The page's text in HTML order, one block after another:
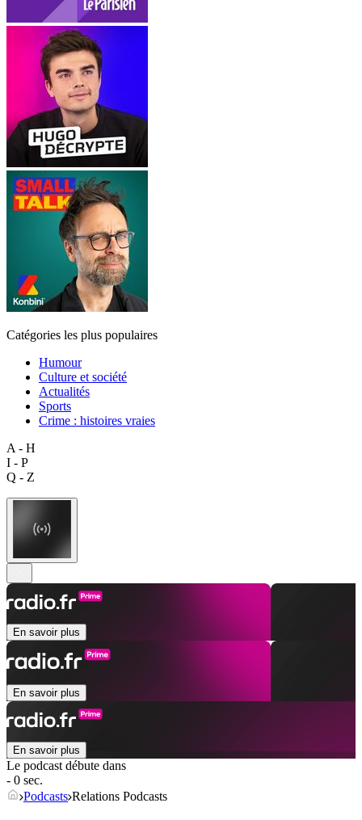
Catégories les plus populaires
Humour
Culture et société
Actualités
Sports
Crime : histoires vraies
A - H
I - P
Q - Z
En savoir plus
En savoir plus
En savoir plus
Le podcast débute dans
- 0 sec.
Podcasts Relations Podcasts